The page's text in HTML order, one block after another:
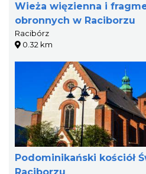
Wieża więzienna i
obronnych w Raciborzu
Racibórz
0.32 km
Podominikański kościół